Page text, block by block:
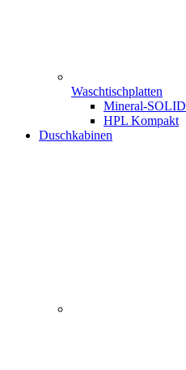
Waschtischplatten
Mineral-SOLID
HPL Kompakt
Duschkabinen